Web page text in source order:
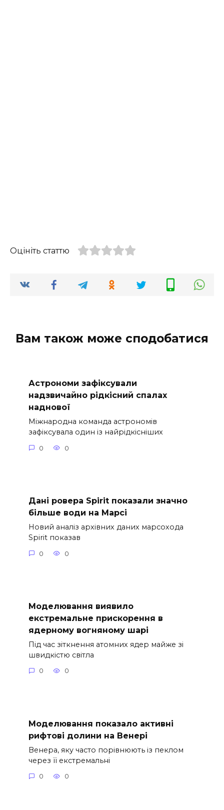
Оцініть статтю
Вам також може сподобатися
Астрономи зафіксували
надзвичайно рідкісний спалах
наднової
Міжнародна команда астрономів
зафіксувала один із найрідкісніших
0 0
Дані ровера Spirit показали значно
більше води на Марсі
Новий аналіз архівних даних марсохода
Spirit показав
0 0
Моделювання виявило
екстремальне прискорення в
ядерному вогняному шарі
Під час зіткнення атомних ядер майже зі
швидкістю світла
0 0
Моделювання показало активні
рифтові долини на Венері
Венера, яку часто порівнюють із пеклом
через її екстремальні
0 0